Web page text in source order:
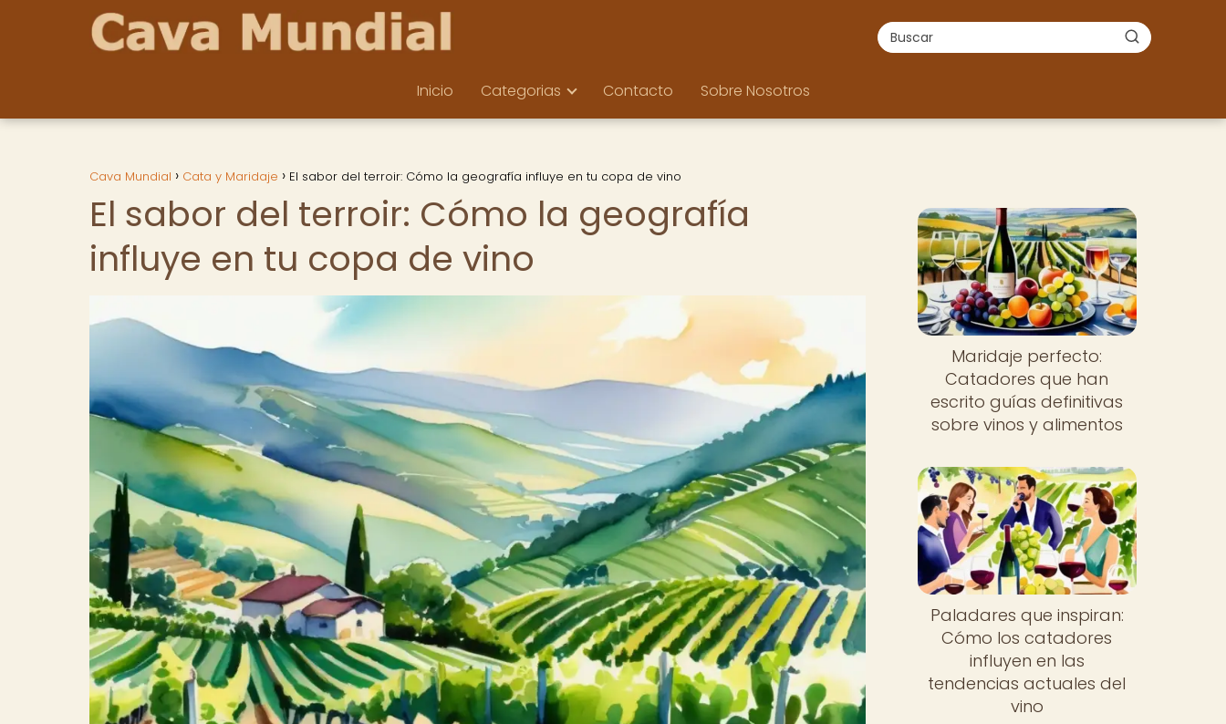
Inicio Categorias Contacto Sobre Nosotros
Cava Mundial Cata y Maridaje El sabor del terroir: Cómo la geografía influye en tu copa de vino
El sabor del terroir: Cómo la geografía
influye en tu copa de vino
Maridaje perfecto:
Catadores que han
escrito guías definitivas
sobre vinos y alimentos
Paladares que inspiran:
Cómo los catadores
influyen en las
tendencias actuales del
vino